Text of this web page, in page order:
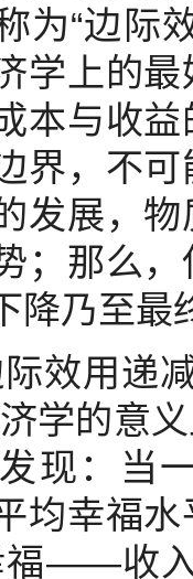
为“边际
学上的
本与收
界，不
发展，
；那么
降乃至最
用递减
学的意
现：当
均幸福
福——收